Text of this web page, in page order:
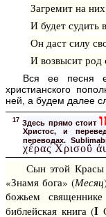
Загремит на
И будет судить
Он даст силу
И возвысит род
Вся ее песня
христианского
ней, а будем далее
17 Здесь прямо стоит
Христос, и
переводах.
χέρας Χρισοΰ
Сын этой
«Знамя бога» (Месяц
божьем
библейская книга (I